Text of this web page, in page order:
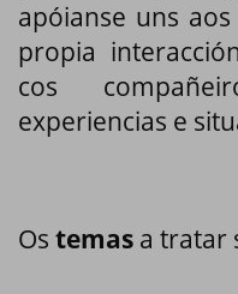
apóianse uns
propia
cos
experiencias e
Os temas a tratar